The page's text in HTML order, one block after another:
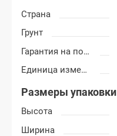
Страна
Грунт
Гарантия на покраску
Единица измерения
Размеры упаковки
Высота
Ширина